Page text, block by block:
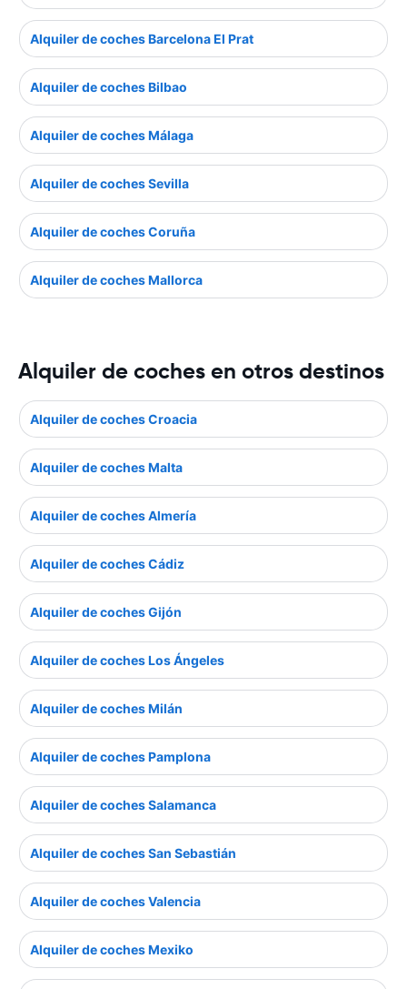
Alquiler de coches Barcelona El Prat
Alquiler de coches Bilbao
Alquiler de coches Málaga
Alquiler de coches Sevilla
Alquiler de coches Coruña
Alquiler de coches Mallorca
Alquiler de coches en otros destinos
Alquiler de coches Croacia
Alquiler de coches Malta
Alquiler de coches Almería
Alquiler de coches Cádiz
Alquiler de coches Gijón
Alquiler de coches Los Ángeles
Alquiler de coches Milán
Alquiler de coches Pamplona
Alquiler de coches Salamanca
Alquiler de coches San Sebastián
Alquiler de coches Valencia
Alquiler de coches Mexiko